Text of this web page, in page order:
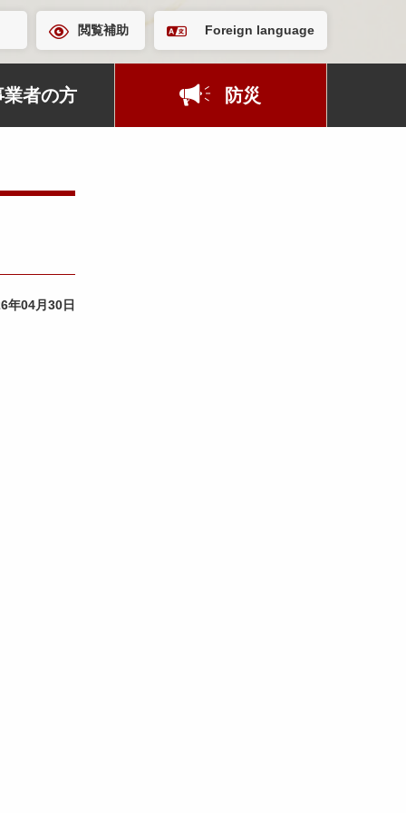
閲覧補助 Foreign language
業者の方 防災
年04月30日